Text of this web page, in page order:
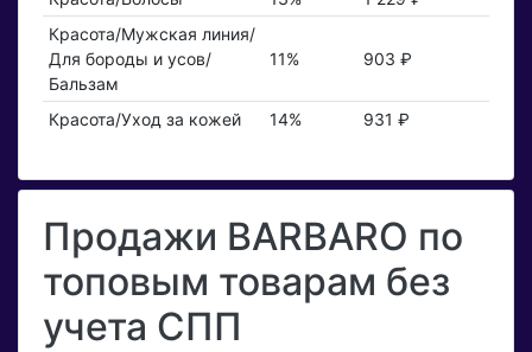
Красота/Мужская линия/
Для бороды и усов/
Бальзам
11% 903 ₽
Красота/Уход за кожей 14% 931 ₽
Продажи BARBARO по
топовым товарам без
учета СПП